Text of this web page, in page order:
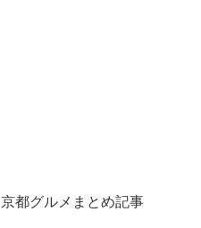
京都グルメまとめ記事